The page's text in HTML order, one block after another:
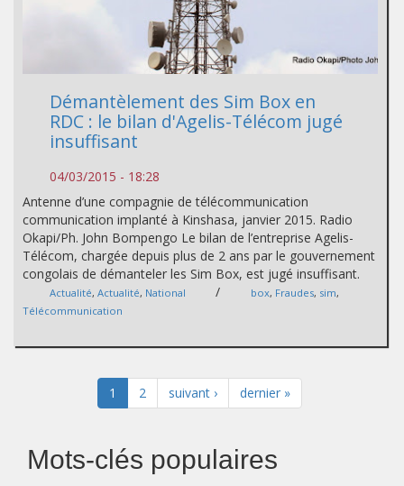
Démantèlement des Sim Box en
RDC : le bilan d'Agelis-Télécom jugé
insuffisant
04/03/2015 - 18:28
Antenne d’une compagnie de télécommunication
communication implanté à Kinshasa, janvier 2015. Radio
Okapi/Ph. John Bompengo Le bilan de l’entreprise Agelis-
Télécom, chargée depuis plus de 2 ans par le gouvernement
congolais de démanteler les Sim Box, est jugé insuffisant.
Actualité, Actualité, National / box, Fraudes, sim,
Télécommunication
1 2 suivant › dernier »
Mots-clés populaires